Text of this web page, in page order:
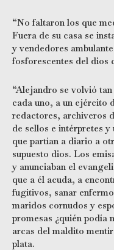
“No faltaron los que
Fuera de su casa se
y vendedores
fosforescentes del dios
“Alejandro se volvió
cada uno, a un ejército
redactores, archiveros
de sellos e intérpretes
que partían a diario a
supuesto dios. Los
y anunciaban el
que a él acuda, a
fugitivos, sanar
maridos cornudos y
promesas ¿quién podía
arcas del maldito
plata.